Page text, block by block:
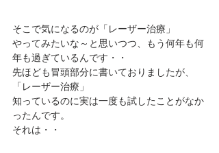
そこで気になるのが「レーザー治療」
やってみたいな～と思いつつ、もう何年も何
年も過ぎているんです・・
先ほども冒頭部分に書いておりましたが、
「レーザー治療」
知っているのに実は一度も試したことがなか
ったんです。
それは・・